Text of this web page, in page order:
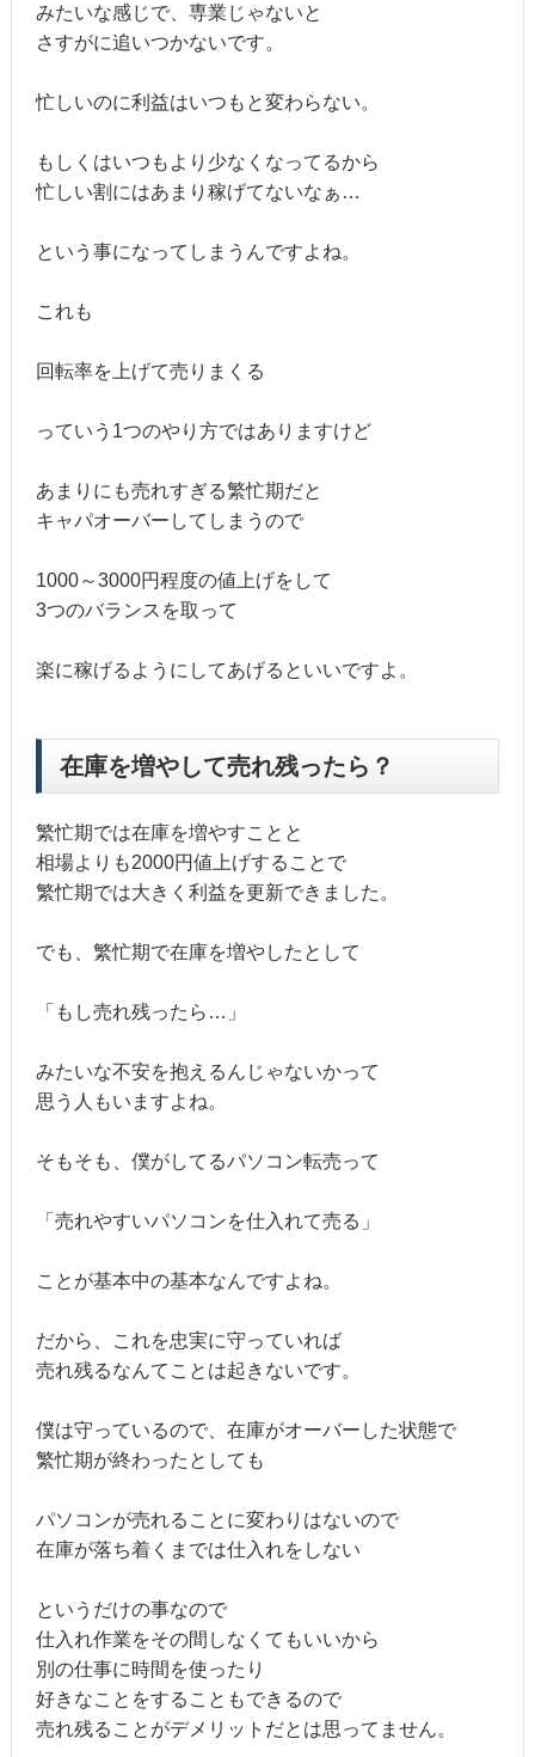
みたいな感じで、専業じゃないと
さすがに追いつかないです。
忙しいのに利益はいつもと変わらない。
もしくはいつもより少なくなってるから
忙しい割にはあまり稼げてないなぁ…
という事になってしまうんですよね。
これも
回転率を上げて売りまくる
っていう1つのやり方ではありますけど
あまりにも売れすぎる繁忙期だと
キャパオーバーしてしまうので
1000～3000円程度の値上げをして
3つのバランスを取って
楽に稼げるようにしてあげるといいですよ。
在庫を増やして売れ残ったら？
繁忙期では在庫を増やすことと
相場よりも2000円値上げすることで
繁忙期では大きく利益を更新できました。
でも、繁忙期で在庫を増やしたとして
「もし売れ残ったら…」
みたいな不安を抱えるんじゃないかって
思う人もいますよね。
そもそも、僕がしてるパソコン転売って
「売れやすいパソコンを仕入れて売る」
ことが基本中の基本なんですよね。
だから、これを忠実に守っていれば
売れ残るなんてことは起きないです。
僕は守っているので、在庫がオーバーした状態で
繁忙期が終わったとしても
パソコンが売れることに変わりはないので
在庫が落ち着くまでは仕入れをしない
というだけの事なので
仕入れ作業をその間しなくてもいいから
別の仕事に時間を使ったり
好きなことをすることもできるので
売れ残ることがデメリットだとは思ってません。